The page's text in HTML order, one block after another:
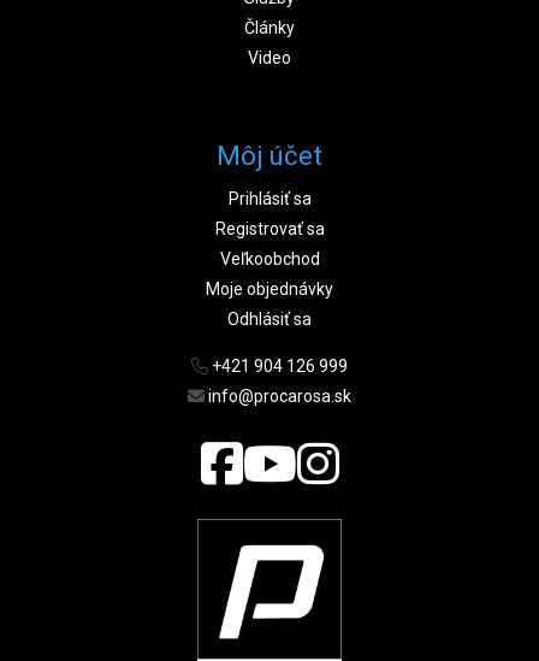
Články
Video
Môj účet
Prihlásiť sa
Registrovať sa
Veľkoobchod
Moje objednávky
Odhlásiť sa
+421 904 126 999
info@procarosa.sk